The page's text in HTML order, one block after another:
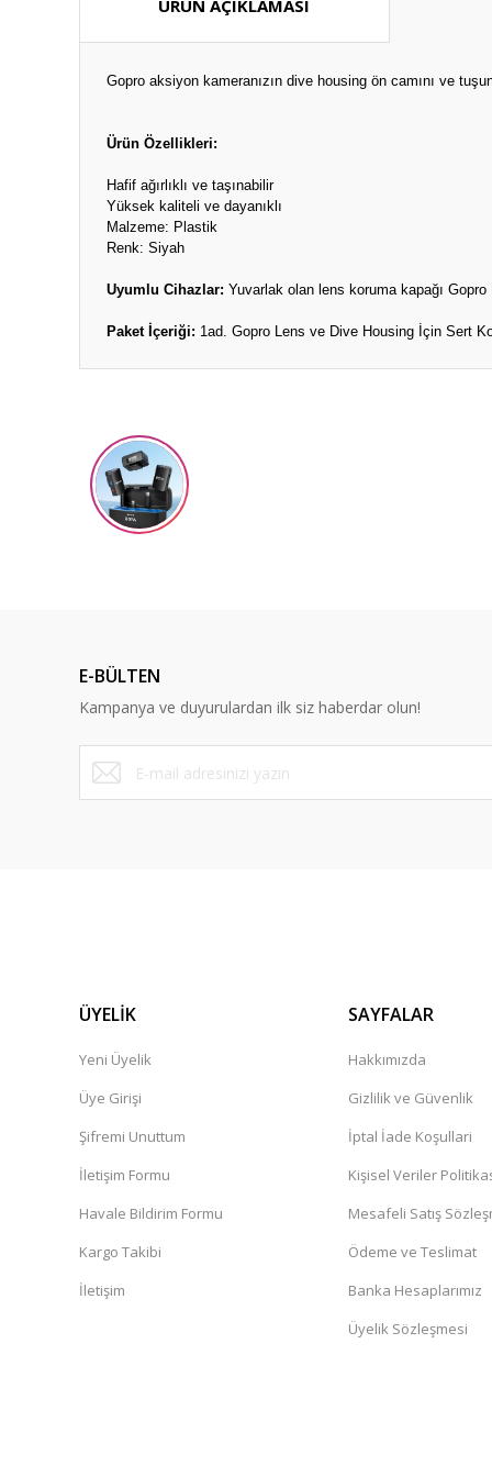
ÜRÜN AÇIKLAMASI
Gopro aksiyon kameranızın dive housing ön camını ve
Ürün Özellikleri:
Hafif ağırlıklı ve taşınabilir
Yüksek kaliteli ve dayanıklı
Malzeme: Plastik
Renk: Siyah
Uyumlu Cihazlar: Yuvarlak olan lens koruma kapağı
Paket İçeriği: 1ad. Gopro Lens ve Dive Housing İçin Sert
Ürün resmi kalitesiz, bozuk veya görüntülenemiyor.
Ürün açıklamasında eksik bilgiler bulunuyor.
E-BÜLTEN
Kampanya ve duyurulardan ilk siz haberdar olun!
ÜYELİK
Yeni Üyelik
Üye Girişi
Şifremi Unuttum
İletişim Formu
Havale Bildirim Formu
Kargo Takibi
İletişim
SAYFALAR
Hakkımızda
Gizlilik ve Güvenlik
İptal İade Koşullari
Kişisel Veriler
Mesafeli Satış
Ödeme ve Teslimat
Banka Hesaplarımız
Üyelik Sözleşmesi